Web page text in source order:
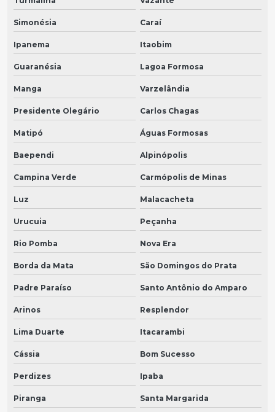
Simonésia Caraí
Ipanema Itaobim
Guaranésia Lagoa Formosa
Manga Varzelândia
Presidente Olegário Carlos Chagas
Matipó Águas Formosas
Baependi Alpinópolis
Campina Verde Carmópolis de Minas
Luz Malacacheta
Urucuia Peçanha
Rio Pomba Nova Era
Borda da Mata São Domingos do Prata
Padre Paraíso Santo Antônio do Amparo
Arinos Resplendor
Lima Duarte Itacarambi
Cássia Bom Sucesso
Perdizes Ipaba
Piranga Santa Margarida